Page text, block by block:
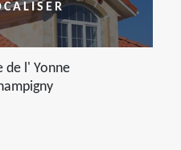
de l' Yonne